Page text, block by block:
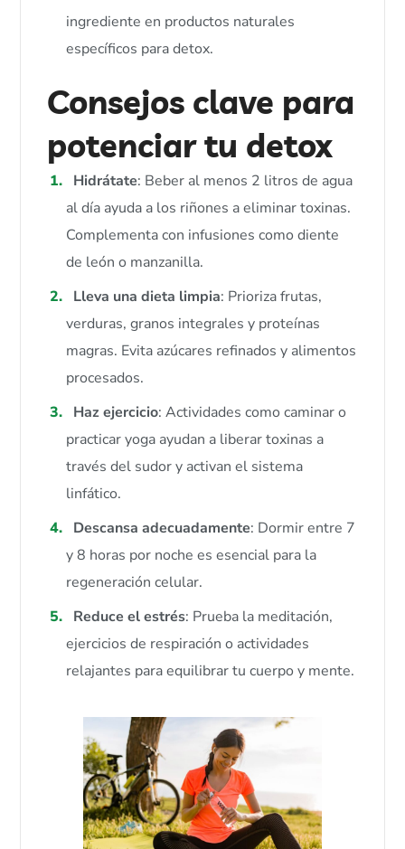
ingrediente en productos naturales
específicos para detox.
Consejos clave para
potenciar tu detox
Hidrátate: Beber al menos 2 litros de agua
al día ayuda a los riñones a eliminar toxinas.
Complementa con infusiones como diente
de león o manzanilla.
Lleva una dieta limpia: Prioriza frutas,
verduras, granos integrales y proteínas
magras. Evita azúcares refinados y alimentos
procesados.
Haz ejercicio: Actividades como caminar o
practicar yoga ayudan a liberar toxinas a
través del sudor y activan el sistema
linfático.
Descansa adecuadamente: Dormir entre 7
y 8 horas por noche es esencial para la
regeneración celular.
Reduce el estrés: Prueba la meditación,
ejercicios de respiración o actividades
relajantes para equilibrar tu cuerpo y mente.